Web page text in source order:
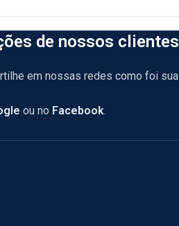
de nossos clientes
em nossas redes como foi sua
ou no Facebook.